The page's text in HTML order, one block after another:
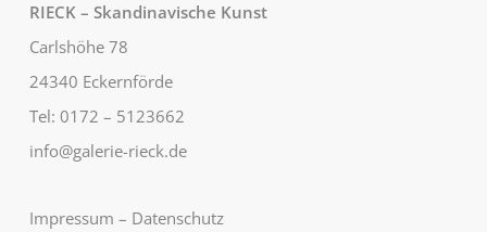
RIECK – Skandinavische Kunst
Carlshöhe 78
24340 Eckernförde
Tel: 0172 – 5123662
info@galerie-rieck.de
Impressum – Datenschutz